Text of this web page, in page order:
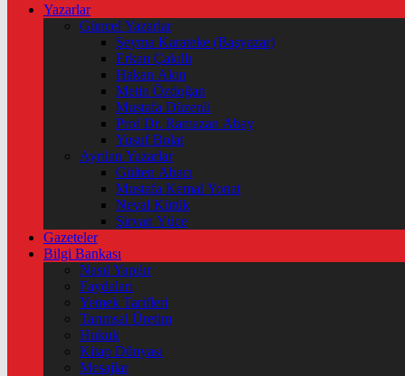
Yazarlar
Güncel Yazarlar
Şeyma Karateke (Başyazar)
Erkan Çakıllı
Hakan Akın
Metin Özdoğan
Mustafa Düzenli
Prof Dr. Ramazan Abay
Yusuf Bolat
Ayrılan Yazarlar
Gülten Abacı
Mustafa Kemal Yonat
Neval Kütük
Şirvan Yüce
Gazeteler
Bilgi Bankası
Nasıl Yapılır
Faydaları
Yemek Tarifleri
Tarımsal Üretim
Hukuk
Kitap Dünyası
Mesajlar